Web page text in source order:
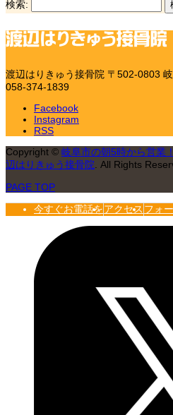
検索:
渡辺はりきゅう接骨院 〒502-0803
058-374-1839
Facebook
Instagram
RSS
Copyright © 岐阜市の朝5時から営業
辺はりきゅう接骨院 . All Rights
PAGE TOP
今すぐお電話をアクセス フォ